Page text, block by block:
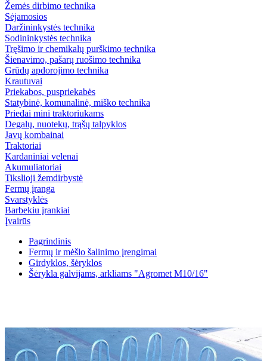
Žemės dirbimo technika
Sėjamosios
Daržininkystės technika
Sodininkystės technika
Tręšimo ir chemikalų purškimo technika
Šienavimo, pašarų ruošimo technika
Grūdų apdorojimo technika
Krautuvai
Priekabos, puspriekabės
Statybinė, komunalinė, miško technika
Priedai mini traktoriukams
Degalų, nuotekų, trąšų talpyklos
Javų kombainai
Traktoriai
Kardaniniai velenai
Akumuliatoriai
Tikslioji žemdirbystė
Fermų įranga
Svarstyklės
Barbekiu įrankiai
Įvairūs
Pagrindinis
Fermų ir mėšlo šalinimo įrengimai
Girdyklos, šėryklos
Šėrykla galvijams, arkliams "Agromet M10/16"